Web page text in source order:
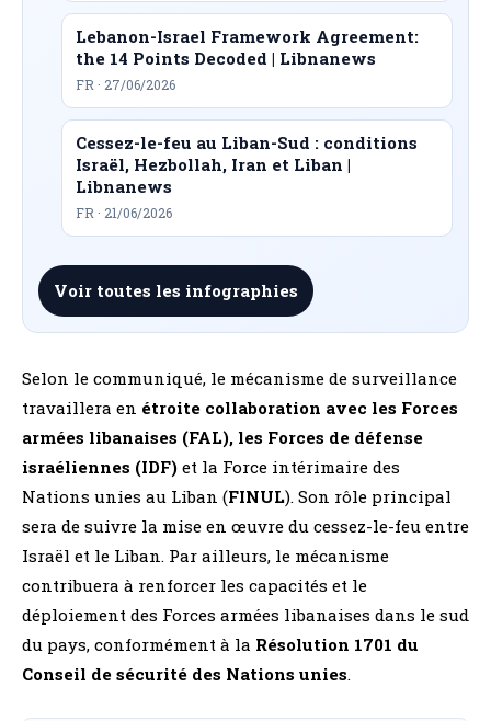
Lebanon-Israel Framework Agreement:
the 14 Points Decoded | Libnanews
FR · 27/06/2026
Cessez-le-feu au Liban-Sud : conditions
Israël, Hezbollah, Iran et Liban |
Libnanews
FR · 21/06/2026
Voir toutes les infographies
Selon le communiqué, le mécanisme de surveillance
travaillera en étroite collaboration avec les Forces
armées libanaises (FAL), les Forces de défense
israéliennes (IDF) et la Force intérimaire des
Nations unies au Liban (FINUL). Son rôle principal
sera de suivre la mise en œuvre du cessez-le-feu entre
Israël et le Liban. Par ailleurs, le mécanisme
contribuera à renforcer les capacités et le
déploiement des Forces armées libanaises dans le sud
du pays, conformément à la Résolution 1701 du
Conseil de sécurité des Nations unies.